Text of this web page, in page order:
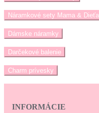
Náramkové sety Mama & Dieťa
Dámske náramky
Darčekové balenie
Charm prívesky
INFORMÁCIE